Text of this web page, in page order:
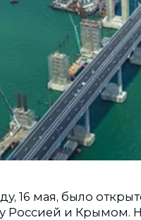
16 мая, было
Россией и Крымом.